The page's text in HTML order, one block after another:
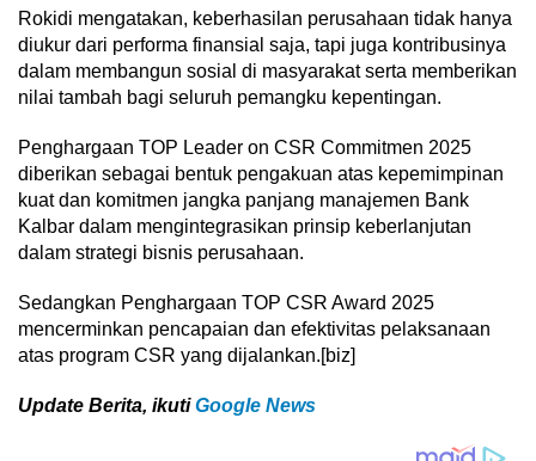
Rokidi mengatakan, keberhasilan perusahaan tidak hanya
diukur dari performa finansial saja, tapi juga kontribusinya
dalam membangun sosial di masyarakat serta memberikan
nilai tambah bagi seluruh pemangku kepentingan.
Penghargaan TOP Leader on CSR Commitmen 2025
diberikan sebagai bentuk pengakuan atas kepemimpinan
kuat dan komitmen jangka panjang manajemen Bank
Kalbar dalam mengintegrasikan prinsip keberlanjutan
dalam strategi bisnis perusahaan.
Sedangkan Penghargaan TOP CSR Award 2025
mencerminkan pencapaian dan efektivitas pelaksanaan
atas program CSR yang dijalankan.[biz]
Update Berita, ikutiGoogle News